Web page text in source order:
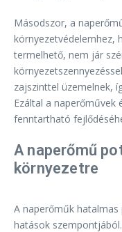
Másodszor, a
környezetvédelemhez,
termelhető, nem jár
zajszinttel üzemelnek,
Ezáltal a naperőművek
fenntartható
A naperőmű
környezetre
A naperőműk hatalmas
hatások